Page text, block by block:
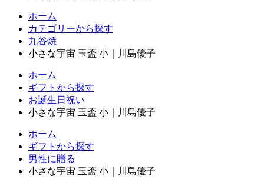
ホーム
カテゴリーから探す
九谷焼
小さな宇宙 玉盃 小｜川島優子
ホーム
ギフトから探す
お誕生日祝い
小さな宇宙 玉盃 小｜川島優子
ホーム
ギフトから探す
男性に贈る
小さな宇宙 玉盃 小｜川島優子